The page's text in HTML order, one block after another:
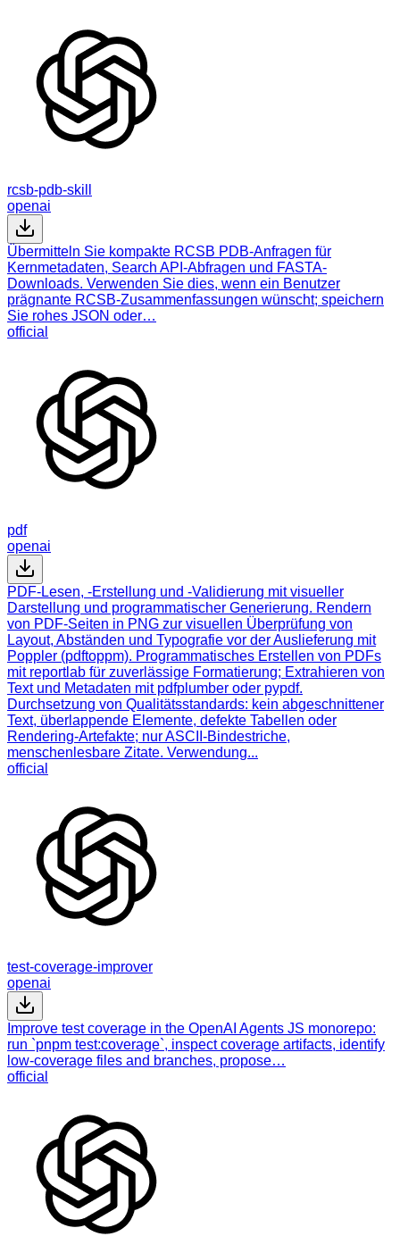
rcsb-pdb-skill
openai
Übermitteln Sie kompakte RCSB PDB-Anfragen für
Kernmetadaten, Search API-Abfragen und FASTA-
Downloads. Verwenden Sie dies, wenn ein Benutzer
prägnante RCSB-Zusammenfassungen wünscht; speichern
Sie rohes JSON oder…
official
pdf
openai
PDF-Lesen, -Erstellung und -Validierung mit visueller
Darstellung und programmatischer Generierung. Rendern
von PDF-Seiten in PNG zur visuellen Überprüfung von
Layout, Abständen und Typografie vor der Auslieferung mit
Poppler (pdftoppm). Programmatisches Erstellen von PDFs
mit reportlab für zuverlässige Formatierung; Extrahieren von
Text und Metadaten mit pdfplumber oder pypdf.
Durchsetzung von Qualitätsstandards: kein abgeschnittener
Text, überlappende Elemente, defekte Tabellen oder
Rendering-Artefakte; nur ASCII-Bindestriche,
menschenlesbare Zitate. Verwendung...
official
test-coverage-improver
openai
Improve test coverage in the OpenAI Agents JS monorepo:
run `pnpm test:coverage`, inspect coverage artifacts, identify
low-coverage files and branches, propose…
official